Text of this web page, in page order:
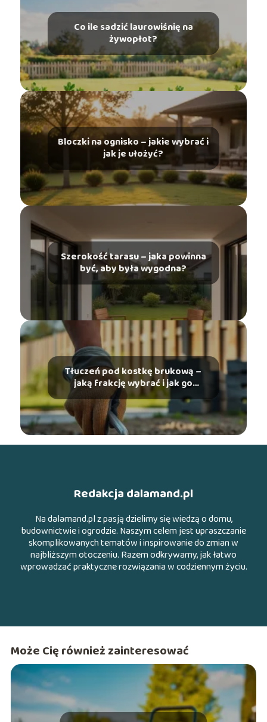
Co ile sadzić laurowiśnię na
żywopłot?
Bloczki na ognisko – jakie wybrać i
jak je ułożyć?
Szerokość tarasu – jaka powinna
być, aby była wygodna?
Tłuczeń pod kostkę brukową –
jaką frakcję wybrać i jak go
ułożyć?
Redakcja dalamand.pl
Na dalamand.pl z pasją dzielimy się wiedzą o domu,
budownictwie i ogrodzie. Naszym celem jest upraszczanie
skomplikowanych tematów i inspirowanie do zmian w
najbliższym otoczeniu. Razem odkrywamy, jak łatwo
wprowadzać praktyczne rozwiązania w codziennym życiu.
Może Cię również zainteresować